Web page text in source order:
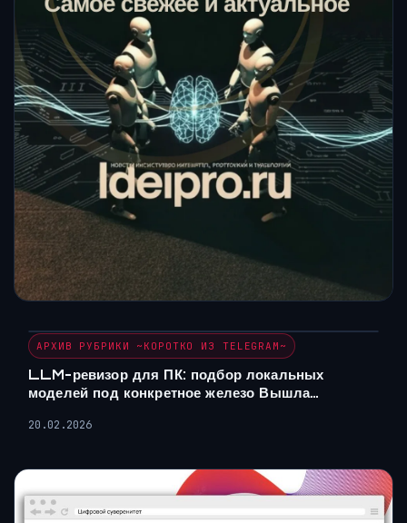
АРХИВ РУБРИКИ ~КОРОТКО ИЗ TELEGRAM~
LLM-ревизор для ПК: подбор локальных
моделей под конкретное железо Вышла…
20.02.2026